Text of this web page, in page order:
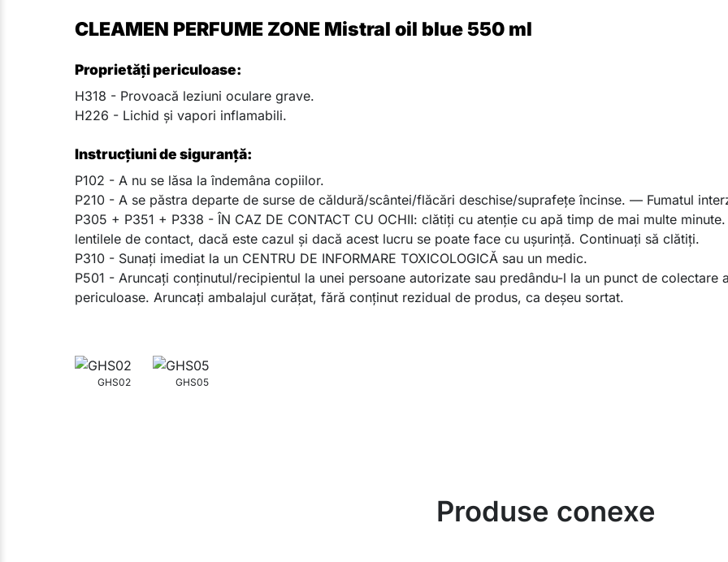
CLEAMEN PERFUME ZONE Mistral oil blue 550 ml
Proprietăți periculoase:
H318 - Provoacă leziuni oculare grave.
H226 - Lichid şi vapori inflamabili.
Instrucțiuni de siguranță:
P102 - A nu se lăsa la îndemâna copiilor.
P210 - A se păstra departe de surse de căldură/scântei/flăcări deschise/suprafeţe încinse. — Fumatul
P305 + P351 + P338 - ÎN CAZ DE CONTACT CU OCHII: clătiţi cu atenţie cu apă timp de mai multe
lentilele de contact, dacă este cazul şi dacă acest lucru se poate face cu uşurinţă. Continuaţi să clătiţi.
P310 - Sunaţi imediat la un CENTRU DE INFORMARE TOXICOLOGICĂ sau un medic.
P501 - Aruncaţi conţinutul/recipientul la unei persoane autorizate sau predându-l la un punct de colectare
periculoase. Aruncați ambalajul curățat, fără conținut rezidual de produs, ca deșeu sortat.
GHS02 GHS05
Produse conexe